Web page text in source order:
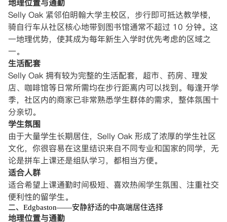
地理位置与通勤
Selly Oak 紧邻伯明翰大学主校区，步行即可抵达教学楼，
骑自行车从社区核心地带到图书馆通常不超过 10 分钟。这
一地理优势，使其成为每年新生入学时优先考虑的区域之
一。
生活配套
Selly Oak 拥有较为完整的生活配套，超市、药房、理发
店、咖啡馆等日常所需均在步行距离内可以找到。每逢开学
季，社区内的商家已非常熟悉学生群体的需求，整体氛围十
分亲切。
学生氛围
由于大量学生长期居住，Selly Oak 形成了浓厚的学生社区
文化，你很容易在这里结识来自不同专业和国家的同学，无
论是拼车上课还是组队学习，都相当方便。
适合人群
适合希望上课通勤时间极短、喜欢热闹学生氛围、注重社交
便利性的留学生。
二、Edgbaston——安静舒适的中高端居住选择
地理位置与通勤